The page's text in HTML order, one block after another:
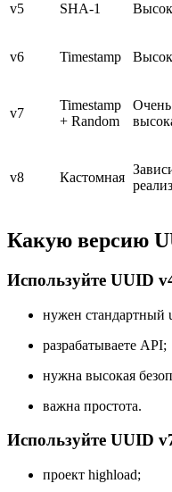
v5 SHA-1
v6 Timestamp
v7
Timestamp
+ Random
Очень
v8 Кастомная
Какую версию
Используйте UUID
нужен стандартный
разрабатываете API;
нужна высокая
важна простота.
Используйте UUID
проект highload;